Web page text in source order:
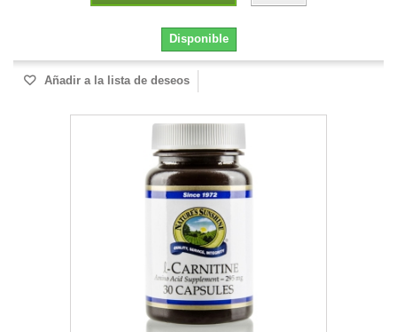
Disponible
Añadir a la lista de deseos